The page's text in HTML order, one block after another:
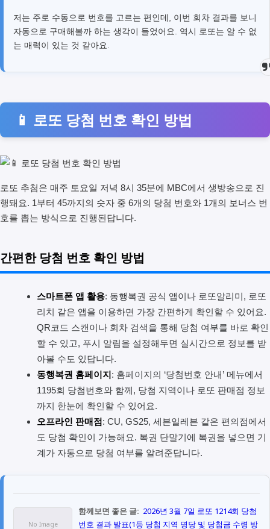
저는 주로 수동으로 번호를 고르는 편인데, 이번 회차 결과를 보니
자동으로 구매해볼까 하는 생각이 들었어요. 역시 로또는 알 수 없
는 매력이 있는 것 같아요.
📱 로또 당첨 번호 확인 방법
로또 추첨은 매주 토요일 저녁 8시 35분에 MBC에서 생방송으로 진
행돼요. 1부터 45까지의 숫자 중 6개의 당첨 번호와 1개의 보너스 번
호를 뽑는 방식으로 진행된답니다.
간편한 당첨 번호 확인 방법
스마트폰 앱 활용: 동행복권 공식 앱이나 로또알리미, 로또
리치 같은 앱을 이용하면 가장 간편하게 확인할 수 있어요.
QR코드 스캔이나 회차 검색을 통해 당첨 여부를 바로 확인
할 수 있고, 푸시 알림을 설정해두면 실시간으로 정보를 받
아볼 수도 있답니다.
동행복권 홈페이지: 홈페이지의 ‘당첨번호 안내’ 메뉴에서
1195회 당첨번호와 함께, 당첨 지역이나 로또 판매점 정보
까지 한눈에 확인할 수 있어요.
오프라인 판매점: CU, GS25, 세븐일레븐 같은 편의점에서
도 당첨 확인이 가능해요. 복권 단말기에 복권을 넣으면 기
계가 자동으로 당첨 여부를 알려준답니다.
함께보면 좋은 글: 2026년 3월 7일 로또 1214회 당첨
번호 결과 발표(1등 당첨 지역 명당 및 당첨금 수령 방